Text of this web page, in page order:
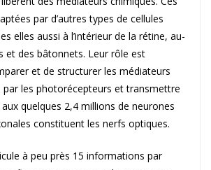
par d’autres types de cellules
elles aussi à l’intérieur de la rétine, au-
et des bâtonnets. Leur rôle est
et de structurer les médiateurs
par les photorécepteurs et transmettre
quelques 2,4 millions de neurones
constituent les nerfs optiques.
à peu près 15 informations par